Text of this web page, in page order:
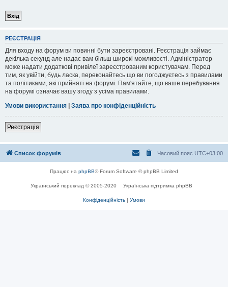
РЕЄСТРАЦІЯ
Для входу на форум ви повинні бути зареєстровані. Реєстрація займає
декілька секунд але надає вам більш широкі можливості. Адміністратор
може надати додаткові привілеї зареєстрованим користувачам. Перед
тим, як увійти, будь ласка, переконайтесь що ви погоджуєтесь з правилами
та політиками, які прийняті на форумі. Пам'ятайте, що ваше перебування
на форумі означає вашу згоду з усіма правилами.
Умови використання | Заява про конфіденційність
Реєстрація
Список форумів Часовий пояс UTC+03:00
Працює на phpBB® Forum Software © phpBB Limited
Український переклад © 2005-2020 Українська підтримка phpBB
Конфіденційність | Умови